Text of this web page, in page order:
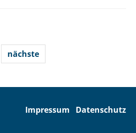
nächste
Impressum Datenschutz